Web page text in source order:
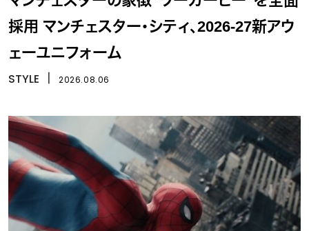
採用 マンチェスター・シティ、2026-27新アウ
ェーユニフォーム
STYLE 2026.08.06